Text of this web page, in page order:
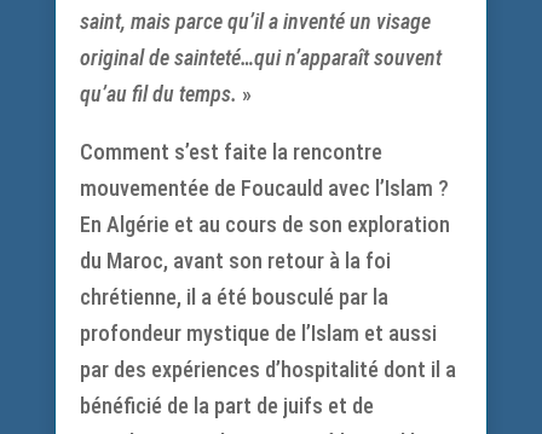
saint, mais parce qu’il a inventé un visage
original de sainteté…qui n’apparaît souvent
qu’au fil du temps. »
Comment s’est faite la rencontre
mouvementée de Foucauld avec l’Islam ?
En Algérie et au cours de son exploration
du Maroc, avant son retour à la foi
chrétienne, il a été bousculé par la
profondeur mystique de l’Islam et aussi
par des expériences d’hospitalité dont il a
bénéficié de la part de juifs et de